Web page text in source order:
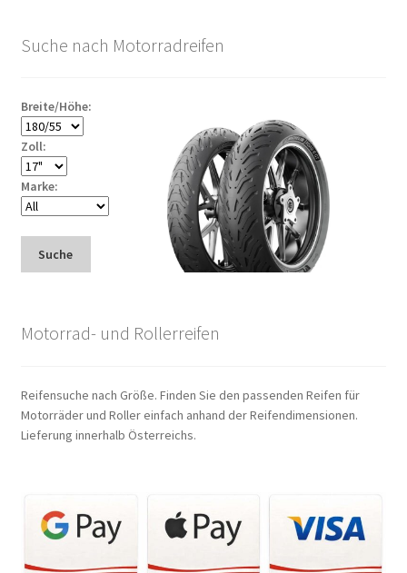
Suche nach Motorradreifen
Breite/Höhe:
Zoll:
Marke:
Suche
Motorrad- und Rollerreifen
Reifensuche nach Größe. Finden Sie den passenden Reifen für
Motorräder und Roller einfach anhand der Reifendimensionen.
Lieferung innerhalb Österreichs.